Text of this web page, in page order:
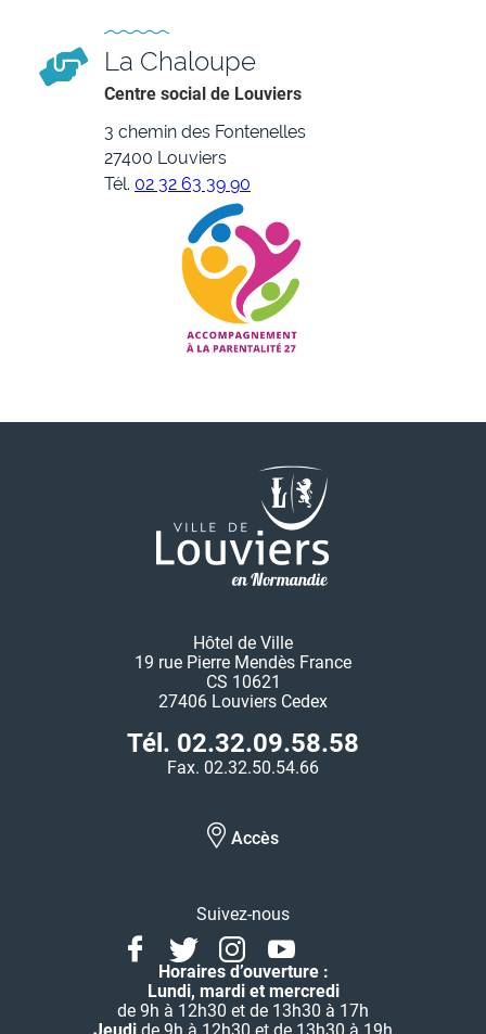
La Chaloupe
Centre social de Louviers
3 chemin des Fontenelles
27400 Louviers
Tél. 02 32 63 39 90
Hôtel de Ville
19 rue Pierre Mendès France
CS 10621
27406 Louviers Cedex
Tél. 02.32.09.58.58
Fax. 02.32.50.54.66
Accès
Suivez-nous
FacebookTwitterInstagramYoutube
Horaires d’ouverture :
Lundi, mardi et mercredi
de 9h à 12h30 et de 13h30 à 17h